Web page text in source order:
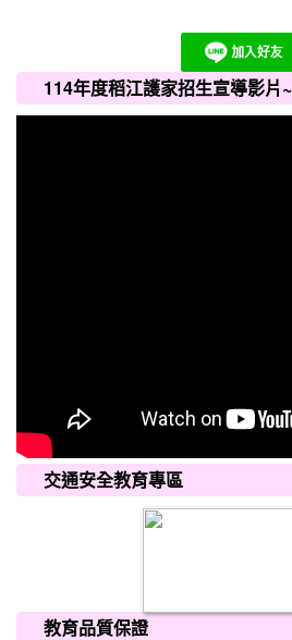
114年度稻江護家招生宣導影片
交通安全教育專區
教育品質保證